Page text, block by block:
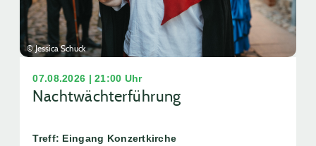
© Jessica Schuck
07.08.2026 | 21:00 Uhr
Nachtwächterführung
Treff: Eingang Konzertkirche